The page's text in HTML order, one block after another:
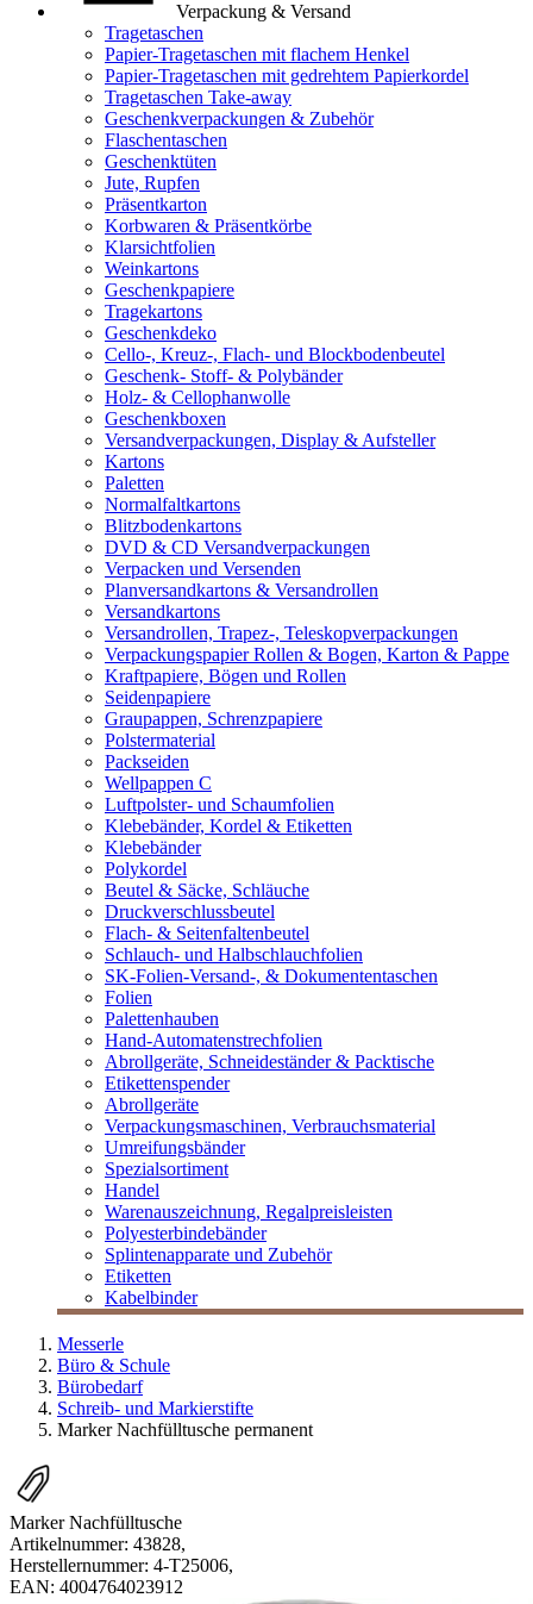
Verpackung & Versand
Tragetaschen
Papier-Tragetaschen mit flachem Henkel
Papier-Tragetaschen mit gedrehtem Papierkordel
Tragetaschen Take-away
Geschenkverpackungen & Zubehör
Flaschentaschen
Geschenktüten
Jute, Rupfen
Präsentkarton
Korbwaren & Präsentkörbe
Klarsichtfolien
Weinkartons
Geschenkpapiere
Tragekartons
Geschenkdeko
Cello-, Kreuz-, Flach- und Blockbodenbeutel
Geschenk- Stoff- & Polybänder
Holz- & Cellophanwolle
Geschenkboxen
Versandverpackungen, Display & Aufsteller
Kartons
Paletten
Normalfaltkartons
Blitzbodenkartons
DVD & CD Versandverpackungen
Verpacken und Versenden
Planversandkartons & Versandrollen
Versandkartons
Versandrollen, Trapez-, Teleskopverpackungen
Verpackungspapier Rollen & Bogen, Karton & Pappe
Kraftpapiere, Bögen und Rollen
Seidenpapiere
Graupappen, Schrenzpapiere
Polstermaterial
Packseiden
Wellpappen C
Luftpolster- und Schaumfolien
Klebebänder, Kordel & Etiketten
Klebebänder
Polykordel
Beutel & Säcke, Schläuche
Druckverschlussbeutel
Flach- & Seitenfaltenbeutel
Schlauch- und Halbschlauchfolien
SK-Folien-Versand-, & Dokumententaschen
Folien
Palettenhauben
Hand-Automatenstrechfolien
Abrollgeräte, Schneideständer & Packtische
Etikettenspender
Abrollgeräte
Verpackungsmaschinen, Verbrauchsmaterial
Umreifungsbänder
Spezialsortiment
Handel
Warenauszeichnung, Regalpreisleisten
Polyesterbindebänder
Splintenapparate und Zubehör
Etiketten
Kabelbinder
Messerle
Büro & Schule
Bürobedarf
Schreib- und Markierstifte
Marker Nachfülltusche permanent
Marker Nachfülltusche
Artikelnummer: 43828,
Herstellernummer: 4-T25006,
EAN: 4004764023912